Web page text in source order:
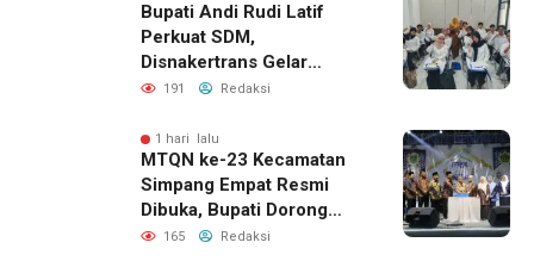
Bupati Andi Rudi Latif
Perkuat SDM,
Disnakertrans Gelar
Pelatihan Desain Grafis
191 Redaksi
1 hari lalu
MTQN ke-23 Kecamatan
Simpang Empat Resmi
Dibuka, Bupati Dorong
Lahirnya Generasi Qur’ani
165 Redaksi